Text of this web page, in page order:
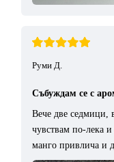
Руми Д.
Събуждам се с
Вече две седмици,
чувствам по-лека
манго привлича и